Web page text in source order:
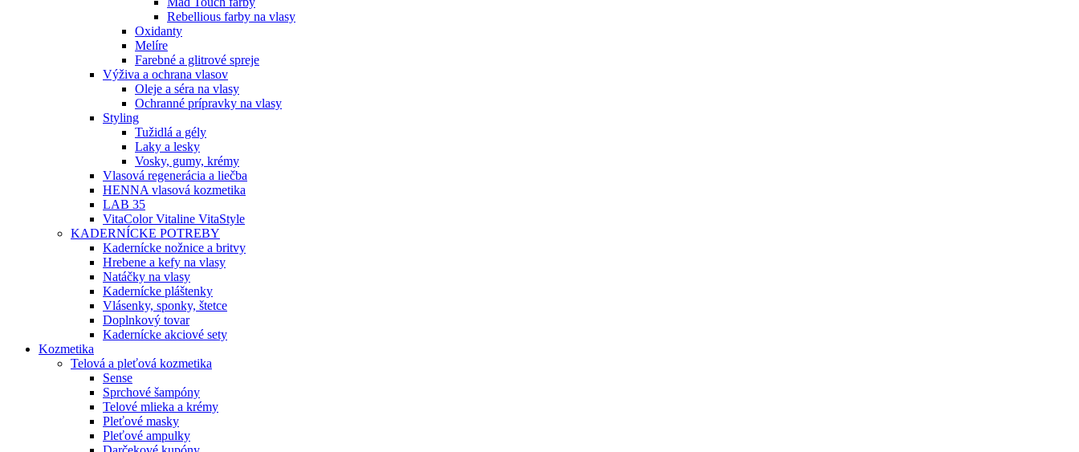
Rebellious farby na vlasy
Oxidanty
Melíre
Farebné a glitrové spreje
Výživa a ochrana vlasov
Oleje a séra na vlasy
Ochranné prípravky na vlasy
Styling
Tužidlá a gély
Laky a lesky
Vosky, gumy, krémy
Vlasová regenerácia a liečba
HENNA vlasová kozmetika
LAB 35
VitaColor Vitaline VitaStyle
KADERNÍCKE POTREBY
Kadernícke nožnice a britvy
Hrebene a kefy na vlasy
Natáčky na vlasy
Kadernícke pláštenky
Vlásenky, sponky, štetce
Doplnkový tovar
Kadernícke akciové sety
Kozmetika
Telová a pleťová kozmetika
Sense
Sprchové šampóny
Telové mlieka a krémy
Pleťové masky
Pleťové ampulky